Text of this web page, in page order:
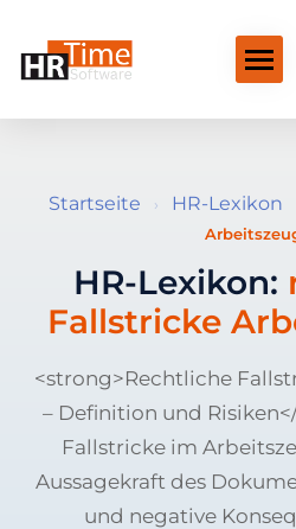
Startseite › HR-Lexikon
HR-Lexikon:
Fallstricke
<strong>Rechtliche
– Definition und
Fallstricke im
Aussagekraft des
und negative